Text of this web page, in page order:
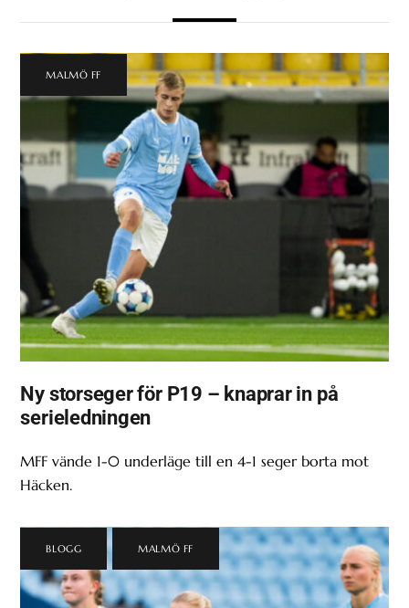
MALMÖ FF
Ny storseger för P19 – knaprar in på
serieledningen
MFF vände 1-0 underläge till en 4-1 seger borta mot
Häcken.
BLOGG , MALMÖ FF